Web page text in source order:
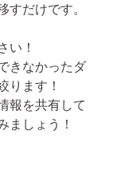
すだけです。
い！
きなかったダ
ります！
報を共有して
ましょう！